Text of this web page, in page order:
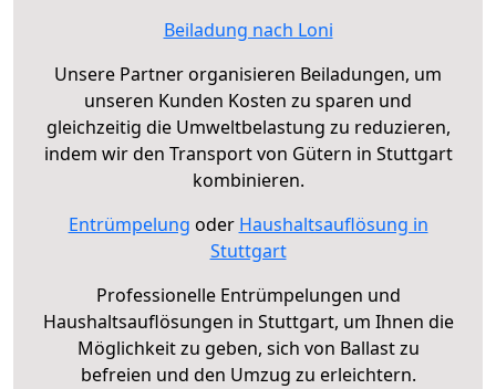
Beiladung nach Loni
Unsere Partner organisieren Beiladungen, um
unseren Kunden Kosten zu sparen und
gleichzeitig die Umweltbelastung zu reduzieren,
indem wir den Transport von Gütern in Stuttgart
kombinieren.
Entrümpelung oder Haushaltsauflösung in
Stuttgart
Professionelle Entrümpelungen und
Haushaltsauflösungen in Stuttgart, um Ihnen die
Möglichkeit zu geben, sich von Ballast zu
befreien und den Umzug zu erleichtern.